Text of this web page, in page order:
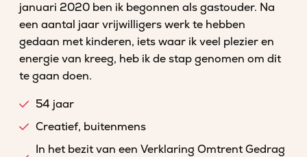
januari 2020 ben ik begonnen als gastouder. Na
een aantal jaar vrijwilligers werk te hebben
gedaan met kinderen, iets waar ik veel plezier en
energie van kreeg, heb ik de stap genomen om dit
te gaan doen.
54 jaar
Creatief, buitenmens
In het bezit van een Verklaring Omtrent Gedrag